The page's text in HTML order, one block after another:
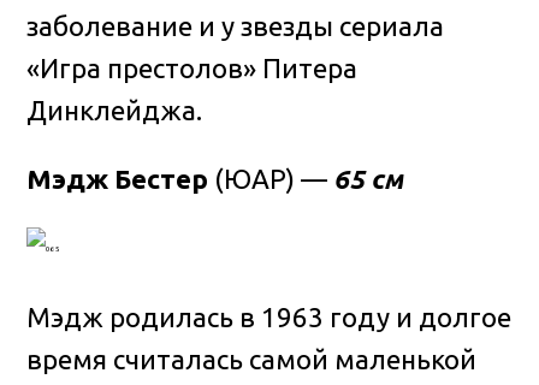
заболевание и у звезды сериала
«Игра престолов» Питера
Динклейджа.
Мэдж Бестер (ЮАР) — 65 см
Мэдж родилась в 1963 году и долгое
время считалась самой маленькой